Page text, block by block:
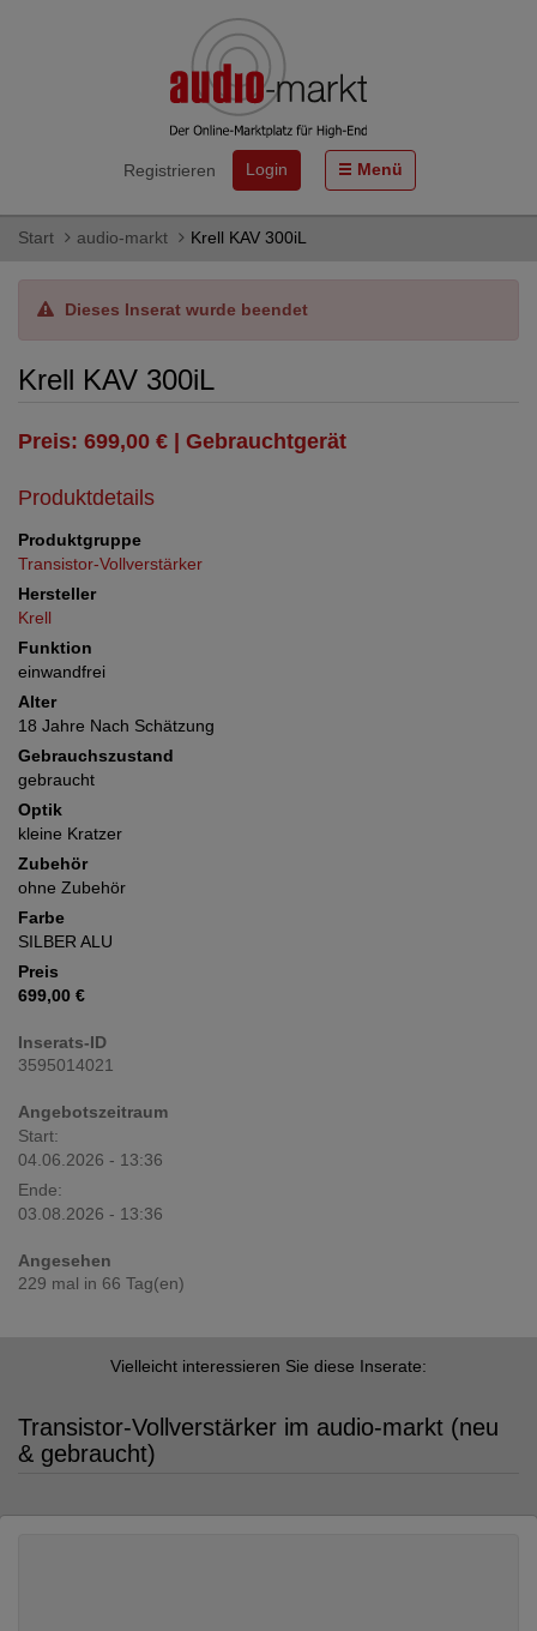
Registrieren Login Menü
Start audio-markt Krell KAV 300iL
Dieses Inserat wurde beendet
Krell KAV 300iL
Preis: 699,00 € | Gebrauchtgerät
Produktdetails
Produktgruppe
Transistor-Vollverstärker
Hersteller
Krell
Funktion
einwandfrei
Alter
18 Jahre Nach Schätzung
Gebrauchszustand
gebraucht
Optik
kleine Kratzer
Zubehör
ohne Zubehör
Farbe
SILBER ALU
Preis
699,00 €
Inserats-ID
3595014021
Angebotszeitraum
Start:
04.06.2026 - 13:36
Ende:
03.08.2026 - 13:36
Angesehen
229 mal in 66 Tag(en)
Vielleicht interessieren Sie diese Inserate:
Transistor-Vollverstärker im audio-markt (neu
& gebraucht)